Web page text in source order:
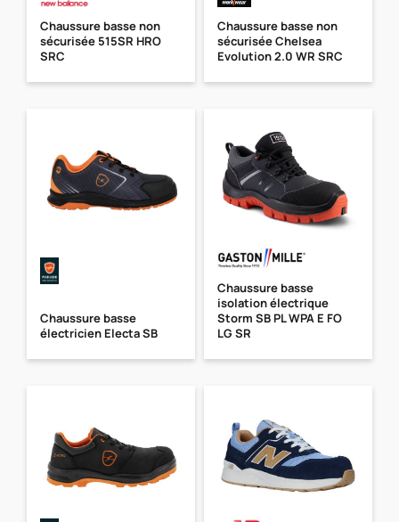
Chaussure basse non
sécurisée 515SR HRO
SRC
Chaussure basse non
sécurisée Chelsea
Evolution 2.0 WR SRC
Chaussure basse
électricien Electa SB
Chaussure basse
isolation électrique
Storm SB PL WPA E FO
LG SR